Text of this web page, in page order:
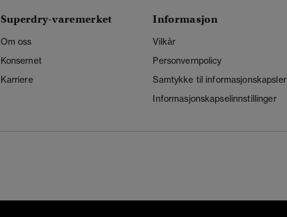
Superdry-varemerket
Om oss
Konsernet
Karriere
Informasjon
Vilkår
Personvernpolicy
Samtykke til informasjonskapsler
Informasjonskapselinnstillinger